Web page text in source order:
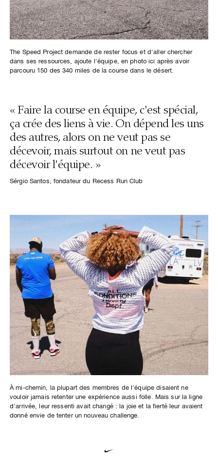
The Speed Project demande de rester focus et d'aller chercher
dans ses ressources, ajoute l'équipe, en photo ici après avoir
parcouru 150 des 340 miles de la course dans le désert.
« Faire la course en équipe, c'est spécial,
ça crée des liens à vie. On dépend les uns
des autres, alors on ne veut pas se
décevoir, mais surtout on ne veut pas
décevoir l'équipe. »
Sérgio Santos, fondateur du Recess Run Club
À mi-chemin, la plupart des membres de l'équipe disaient ne
vouloir jamais retenter une expérience aussi folle. Mais sur la ligne
d'arrivée, leur ressenti avait changé : la joie et la fierté leur avaient
donné envie de tenter un nouveau challenge.